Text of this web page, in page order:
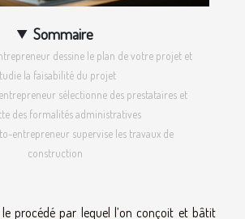
Sommaire
dessine le plan de votre projet et
la faisabilité du projet
sélectionne des prestataires et
des formalités administratives
entrepreneur supervise les travaux de
construction
le procédé par lequel l’on conçoit et bâtit